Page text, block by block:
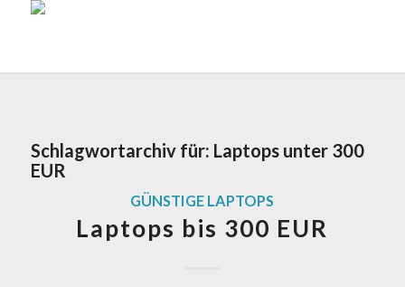
Schlagwortarchiv für: Laptops unter 300
EUR
GÜNSTIGE LAPTOPS
Laptops bis 300 EUR